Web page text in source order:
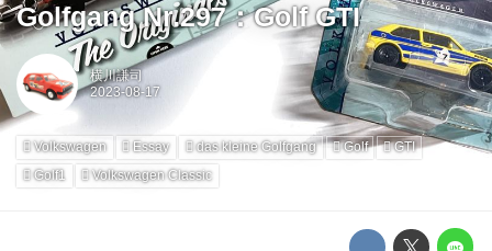
Golfgang Nr.297：Golf GTI
横川謙司
Volkswagen Essay das kleine Golfgang Golf
GTI
Golf1
Volkswagen Classic